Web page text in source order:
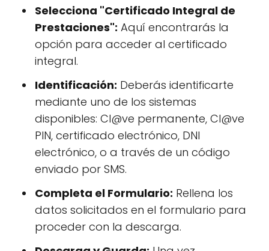
Selecciona "Certificado Integral de
Prestaciones": Aquí encontrarás la
opción para acceder al certificado
integral.
Identificación: Deberás identificarte
mediante uno de los sistemas
disponibles: Cl@ve permanente, Cl@ve
PIN, certificado electrónico, DNI
electrónico, o a través de un código
enviado por SMS.
Completa el Formulario: Rellena los
datos solicitados en el formulario para
proceder con la descarga.